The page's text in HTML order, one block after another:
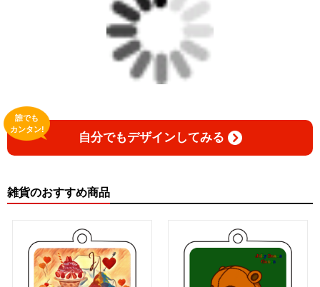
自分でもデザインしてみる
誰でも
カンタン!
雑貨のおすすめ商品